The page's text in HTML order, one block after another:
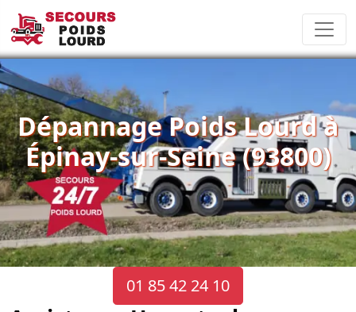
Dépannage Poids Lourd à
Épinay-sur-Seine (93800)
01 85 42 24 10